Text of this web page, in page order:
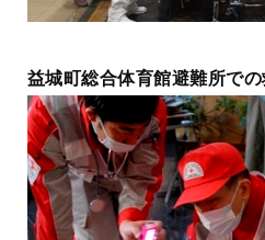
益城町総合体育館避難所で